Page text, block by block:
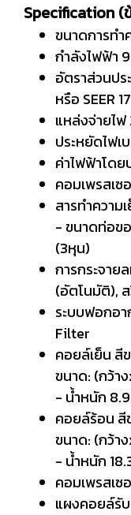
Specification (
ขนาดการท
กำลังไฟฟ้า
อัตราส่วนป
หรือ SEER
แหล่งจ่ายไฟ
ประหยัดไฟเ
ค่าไฟฟ้าโด
คอมเพรสเซ
สารทำควา
- ขนาดท่อข
(3หุน)
การกระจาย
(อัตโนมัติ),
ระบบฟอกอ
Filter
คอยล์เย็น สี
ขนาด: (กว้า
- น้ำหนัก
คอยล์ร้อน สี
ขนาด: (กว้า
- น้ำหนัก
คอมเพรสเซ
แผงคอยล์รั